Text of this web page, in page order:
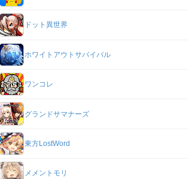
ドット異世界
ホワイトアウトサバイバル
ワンコレ
グランドサマナーズ
東方LostWord
メメントモリ